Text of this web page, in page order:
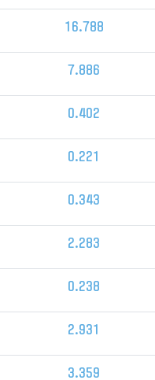
16.788
7.886
0.402
0.221
0.343
2.283
0.238
2.931
3.359